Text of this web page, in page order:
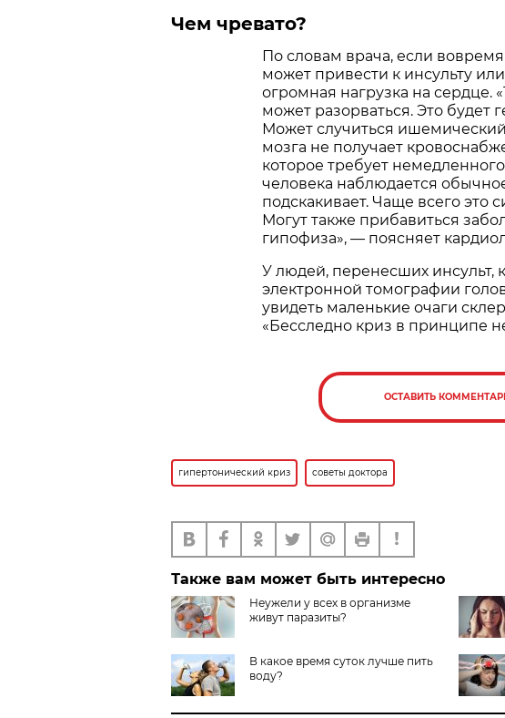
Чем чревато?
По словам врача, если
может привести к инсульту
огромная нагрузка на сердце.
может разорваться. Это будет
Может случиться ишемический
мозга не получает
которое требует
человека наблюдается
подскакивает. Чаще всего это
Могут также прибавиться
гипофиза», — поясняет
У людей, перенесших инсульт,
электронной томографии
увидеть маленькие очаги
«Бесследно криз в принципе
ОСТАВИТЬ
гипертонический криз советы доктора
Также вам может быть интересно
Неужели у всех в организме
живут паразиты?
В какое время суток лучше пить
воду?